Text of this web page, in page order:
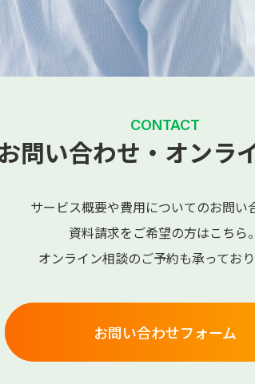
CONTACT
問い合わせ・オンラ
サービス概要や費用についてのお問い
資料請求をご希望の方はこちら。
オンライン相談のご予約も承っており
お問い合わせフォーム